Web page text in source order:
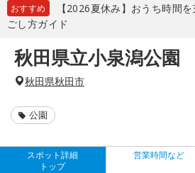
おすすめ
【2026夏休み】おうち時間
ごし方ガイド
秋田県立小泉潟公園
秋田県秋田市
公園
スポット詳細
トップ
営業時間など